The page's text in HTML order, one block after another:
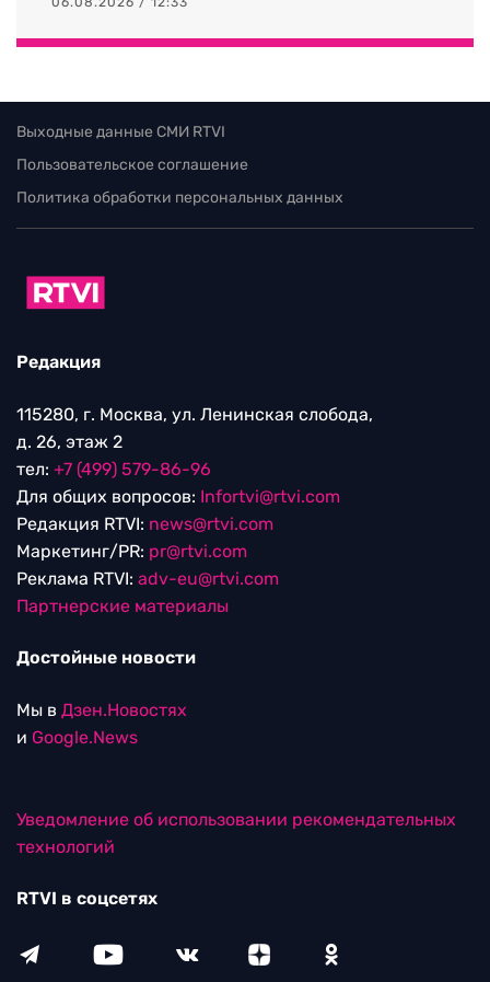
Выходные данные СМИ RTVI
Пользовательское соглашение
Политика обработки персональных данных
Редакция
115280, г. Москва, ул. Ленинская слобода,
д. 26, этаж 2
тел: +7 (499) 579-86-96
Для общих вопросов: Infortvi@rtvi.com
Редакция RTVI: news@rtvi.com
Маркетинг/PR: pr@rtvi.com
Реклама RTVI: adv-eu@rtvi.com
Партнерские материалы
Достойные новости
Мы в Дзен.Новостях
и Google.News
Уведомление об использовании рекомендательных
технологий
RTVI в соцсетях